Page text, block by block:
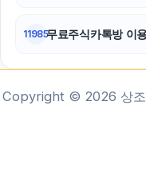
11985무료주식카톡방 이
Copyright © 2026 상